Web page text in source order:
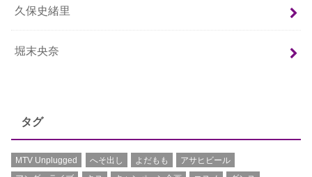
久保史緒里
堀末央奈
タグ
MTV Unplugged へそ出し よだもも
アサヒビール